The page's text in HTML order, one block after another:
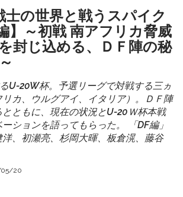
士の世界と戦うスパイク
】～初戦 南アフリカ脅威
封じ込める、ＤＦ陣の秘
U-20W杯。予選リーグで対戦する三ヵ
カ、ウルグアイ、イタリア）。ＤＦ陣
ともに、現在の状況とU-20Ｗ杯本戦
ションを語ってもらった。 「DF編」
、初瀬亮、杉岡大暉、板倉滉、藤谷
05/20